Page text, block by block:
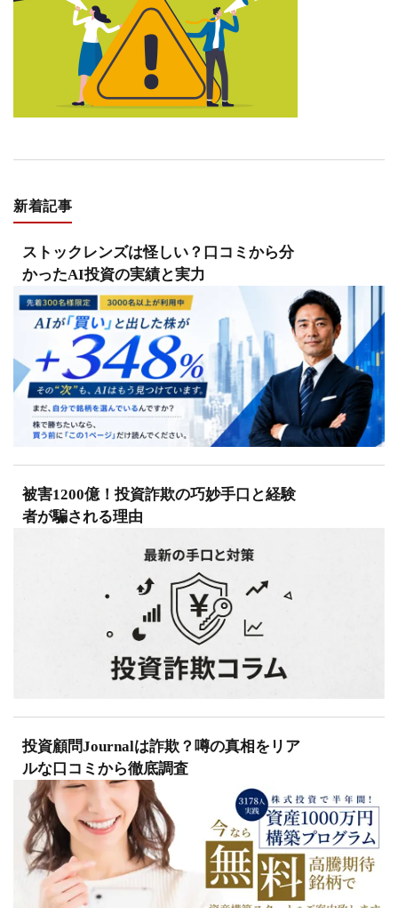
新着記事
ストックレンズは怪しい？口コミから分
かったAI投資の実績と実力
被害1200億！投資詐欺の巧妙手口と経験
者が騙される理由
投資顧問Journalは詐欺？噂の真相をリア
ルな口コミから徹底調査